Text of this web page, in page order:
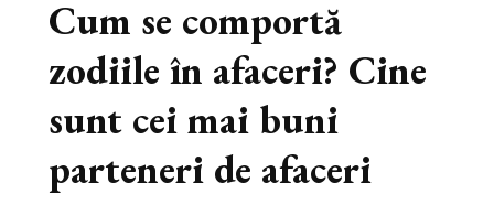
Cum se comportă
zodiile în afaceri? Cine
sunt cei mai buni
parteneri de afaceri